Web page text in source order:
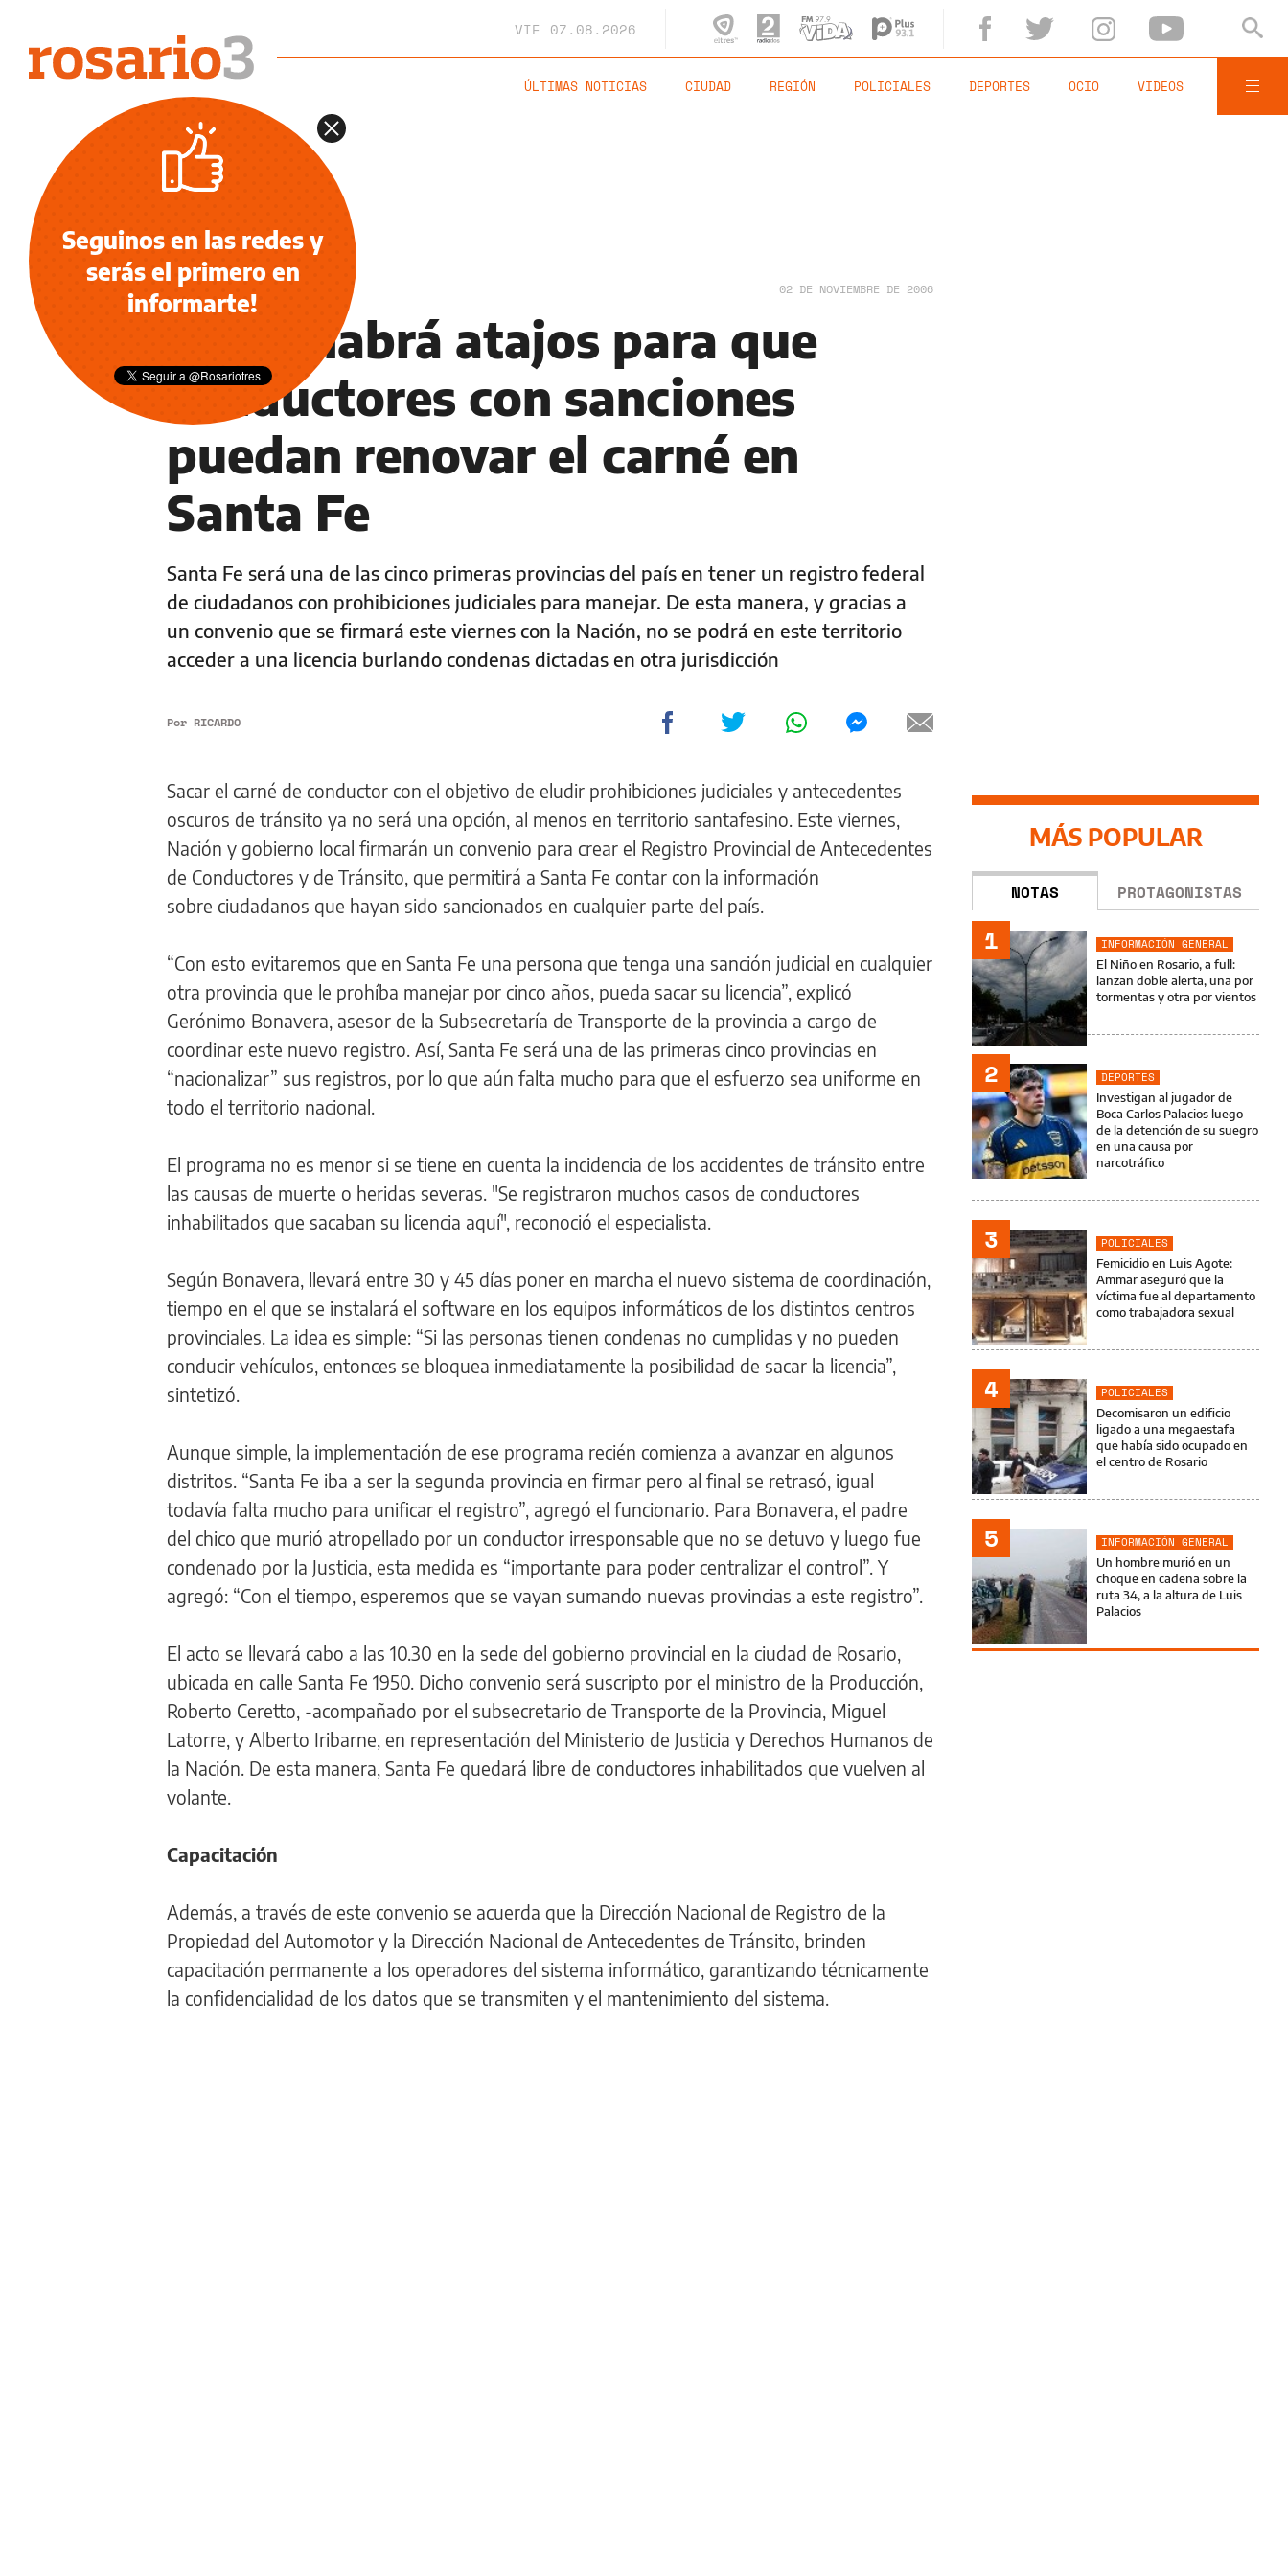
VIE 07.08.2026
ÚLTIMAS NOTICIAS CIUDAD REGIÓN POLICIALES DEPORTES OCIO VIDEOS
NOTICIAS 02 DE NOVIEMBRE DE 2006
Ya no habrá atajos para que
conductores con sanciones
puedan renovar el carné en
Santa Fe
Santa Fe será una de las cinco primeras provincias del país en tener un registro federal
de ciudadanos con prohibiciones judiciales para manejar. De esta manera, y gracias a
un convenio que se firmará este viernes con la Nación, no se podrá en este territorio
acceder a una licencia burlando condenas dictadas en otra jurisdicción
Por RICARDO
Sacar el carné de conductor con el objetivo de eludir prohibiciones judiciales y antecedentes
oscuros de tránsito ya no será una opción, al menos en territorio santafesino. Este viernes,
Nación y gobierno local firmarán un convenio para crear el Registro Provincial de Antecedentes
de Conductores y de Tránsito, que permitirá a Santa Fe contar con la información
sobre ciudadanos que hayan sido sancionados en cualquier parte del país.
“Con esto evitaremos que en Santa Fe una persona que tenga una sanción judicial en cualquier
otra provincia que le prohíba manejar por cinco años, pueda sacar su licencia”, explicó
Gerónimo Bonavera, asesor de la Subsecretaría de Transporte de la provincia a cargo de
coordinar este nuevo registro. Así, Santa Fe será una de las primeras cinco provincias en
“nacionalizar” sus registros, por lo que aún falta mucho para que el esfuerzo sea uniforme en
todo el territorio nacional.
El programa no es menor si se tiene en cuenta la incidencia de los accidentes de tránsito entre
las causas de muerte o heridas severas. "Se registraron muchos casos de conductores
inhabilitados que sacaban su licencia aquí", reconoció el especialista.
Según Bonavera, llevará entre 30 y 45 días poner en marcha el nuevo sistema de coordinación,
tiempo en el que se instalará el software en los equipos informáticos de los distintos centros
provinciales. La idea es simple: “Si las personas tienen condenas no cumplidas y no pueden
conducir vehículos, entonces se bloquea inmediatamente la posibilidad de sacar la licencia”,
sintetizó.
Aunque simple, la implementación de ese programa recién comienza a avanzar en algunos
distritos. “Santa Fe iba a ser la segunda provincia en firmar pero al final se retrasó, igual
todavía falta mucho para unificar el registro”, agregó el funcionario. Para Bonavera, el padre
del chico que murió atropellado por un conductor irresponsable que no se detuvo y luego fue
condenado por la Justicia, esta medida es “importante para poder centralizar el control”. Y
agregó: “Con el tiempo, esperemos que se vayan sumando nuevas provincias a este registro”.
El acto se llevará cabo a las 10.30 en la sede del gobierno provincial en la ciudad de Rosario,
ubicada en calle Santa Fe 1950. Dicho convenio será suscripto por el ministro de la Producción,
Roberto Ceretto, -acompañado por el subsecretario de Transporte de la Provincia, Miguel
Latorre, y Alberto Iribarne, en representación del Ministerio de Justicia y Derechos Humanos de
la Nación. De esta manera, Santa Fe quedará libre de conductores inhabilitados que vuelven al
volante.
Capacitación
Además, a través de este convenio se acuerda que la Dirección Nacional de Registro de la
Propiedad del Automotor y la Dirección Nacional de Antecedentes de Tránsito, brinden
capacitación permanente a los operadores del sistema informático, garantizando técnicamente
la confidencialidad de los datos que se transmiten y el mantenimiento del sistema.
MÁS POPULAR
NOTAS PROTAGONISTAS
1
INFORMACIÓN GENERAL
El Niño en Rosario, a full:
lanzan doble alerta, una por
tormentas y otra por vientos
2
DEPORTES
Investigan al jugador de
Boca Carlos Palacios luego
de la detención de su suegro
en una causa por
narcotráfico
3
POLICIALES
Femicidio en Luis Agote:
Ammar aseguró que la
víctima fue al departamento
como trabajadora sexual
4
POLICIALES
Decomisaron un edificio
ligado a una megaestafa
que había sido ocupado en
el centro de Rosario
5
INFORMACIÓN GENERAL
Un hombre murió en un
choque en cadena sobre la
ruta 34, a la altura de Luis
Palacios
Seguinos en las redes y
serás el primero en
informarte!